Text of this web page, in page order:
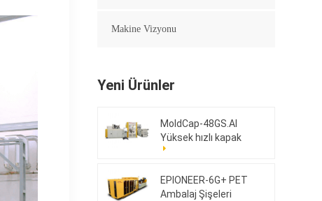
Makine Vizyonu
Yeni Ürünler
MoldCap-48GS.AI
Yüksek hızlı kapak
sıkıştırma kalıplama
EPIONEER-6G+ PET
Ambalaj Şişeleri